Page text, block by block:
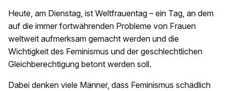
Heute, am Dienstag, ist Weltfrauentag – ein Tag, an dem
auf die immer fortwährenden Probleme von Frauen
weltweit aufmerksam gemacht werden und die
Wichtigkeit des Feminismus und der geschlechtlichen
Gleichberechtigung betont werden soll.
Dabei denken viele Männer, dass Feminismus schädlich